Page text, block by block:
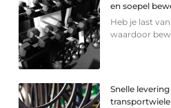
en soepel
Heb je last
waardoor
Snelle